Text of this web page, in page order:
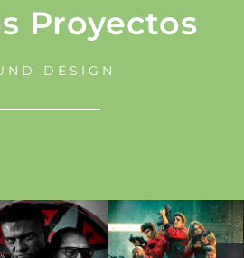
Proyectos
DESIGN